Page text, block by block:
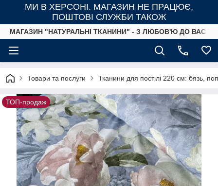
МИ В ХЕРСОНІ. МАГАЗИН НЕ ПРАЦЮЄ,
ПОШТОВІ СЛУЖБИ ТАКОЖ
МАГАЗИН "НАТУРАЛЬНІ ТКАНИНИ" - З ЛЮБОВ'Ю ДО ВАС
Товари та послуги Тканини для постілі 220 см: бязь,
ТОП-продаж